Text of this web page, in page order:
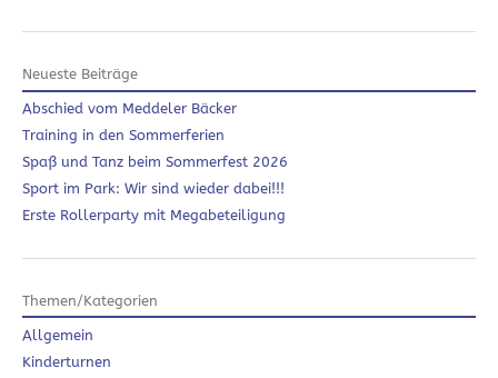
Neueste Beiträge
Abschied vom Meddeler Bäcker
Training in den Sommerferien
Spaß und Tanz beim Sommerfest 2026
Sport im Park: Wir sind wieder dabei!!!
Erste Rollerparty mit Megabeteiligung
Themen/Kategorien
Allgemein
Kinderturnen